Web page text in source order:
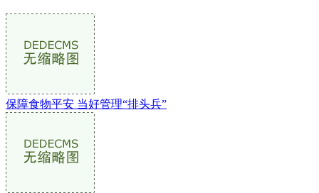
保障食物平安 当好管理“排头兵”